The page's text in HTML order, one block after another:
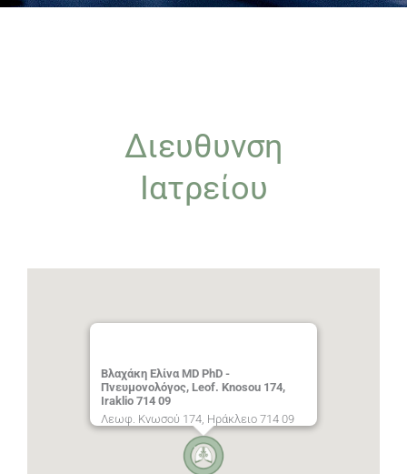
Διευθυνση
Ιατρείου
Βλαχάκη Ελίνα MD PhD -
Πνευμονολόγος, Leof. Knosou 174,
Iraklio 714 09
Λεωφ. Κνωσού 174, Ηράκλειο 714 09